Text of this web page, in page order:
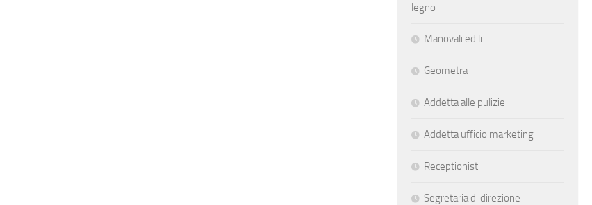
legno
Manovali edili
Geometra
Addetta alle pulizie
Addetta ufficio marketing
Receptionist
Segretaria di direzione